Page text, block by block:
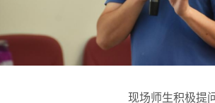
现场师生积极提